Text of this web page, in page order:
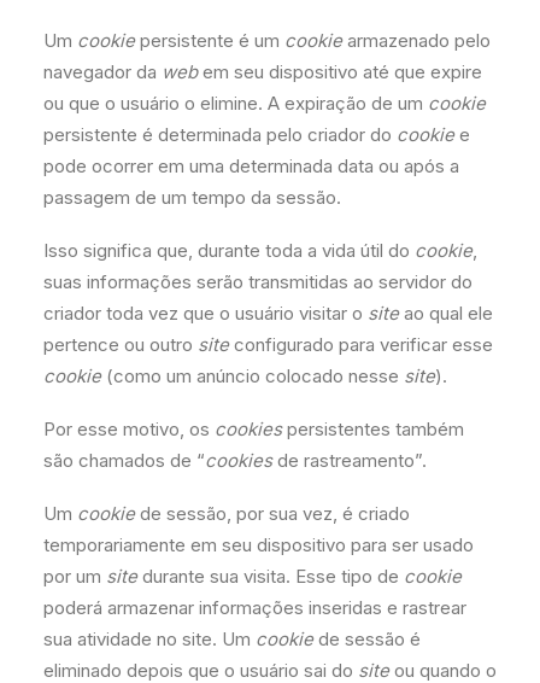
Um cookiepersistente é um cookiearmazenado pelo
navegador da webem seu dispositivo até que expire
ou que o usuário o elimine. A expiração de um cookie
persistente é determinada pelo criador do cookiee
pode ocorrer em uma determinada data ou após a
passagem de um tempo da sessão.
Isso significa que, durante toda a vida útil do cookie,
suas informações serão transmitidas ao servidor do
criador toda vez que o usuário visitar o siteao qual ele
pertence ou outro siteconfigurado para verificar esse
cookie(como um anúncio colocado nesse site).
Por esse motivo, os cookiespersistentes também
são chamados de “cookiesde rastreamento”.
Um cookiede sessão, por sua vez, é criado
temporariamente em seu dispositivo para ser usado
por um sitedurante sua visita. Esse tipo de cookie
poderá armazenar informações inseridas e rastrear
sua atividade no site. Um cookiede sessão é
eliminado depois que o usuário sai do siteou quando o